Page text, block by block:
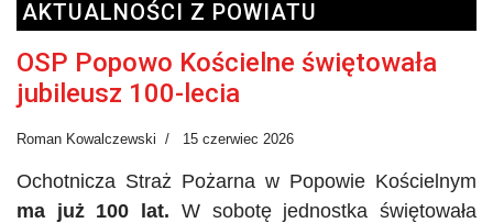
AKTUALNOŚCI Z POWIATU
OSP Popowo Kościelne świętowała
jubileusz 100-lecia
Roman Kowalczewski 15 czerwiec 2026
Ochotnicza Straż Pożarna w Popowie Kościelnym
ma już 100 lat. W sobotę jednostka świętowała